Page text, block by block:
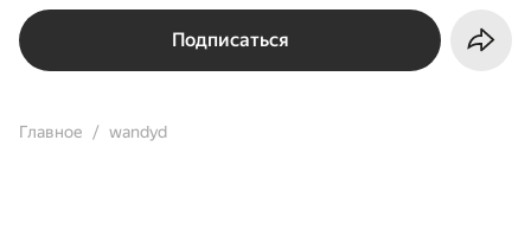
Подписаться
Главное wandyd